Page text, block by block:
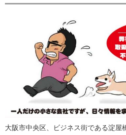
大阪市中央区、ビジネス街である淀屋